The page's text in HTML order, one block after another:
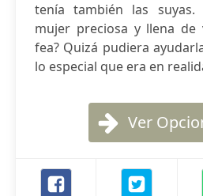
tenía también las suyas.
mujer preciosa y llena de
fea? Quizá pudiera
lo especial que era en
Ver